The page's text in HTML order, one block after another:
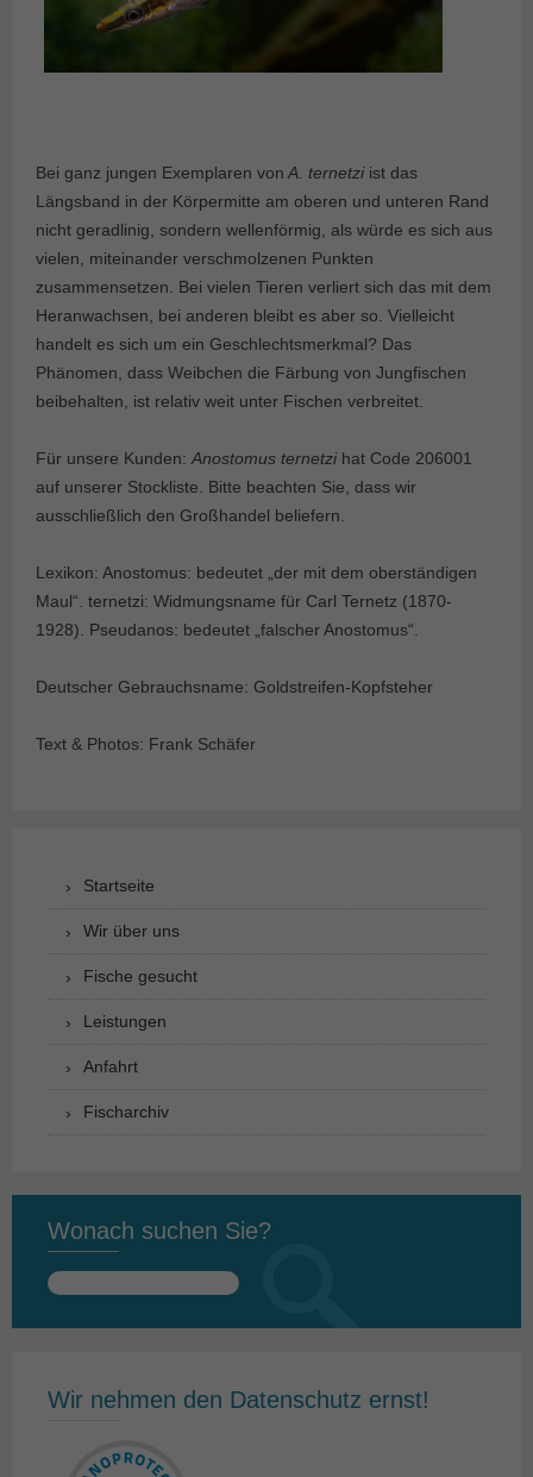
Bei ganz jungen Exemplaren vonA. ternetziist das
Längsband in der Körpermitte am oberen und unteren Rand
nicht geradlinig, sondern wellenförmig, als würde es sich aus
vielen, miteinander verschmolzenen Punkten
zusammensetzen. Bei vielen Tieren verliert sich das mit dem
Heranwachsen, bei anderen bleibt es aber so. Vielleicht
handelt es sich um ein Geschlechtsmerkmal? Das
Phänomen, dass Weibchen die Färbung von Jungfischen
beibehalten, ist relativ weit unter Fischen verbreitet.
Für unsere Kunden:Anostomus ternetzihat Code 206001
auf unserer Stockliste. Bitte beachten Sie, dass wir
ausschließlich den Großhandel beliefern.
Lexikon: Anostomus: bedeutet „der mit dem oberständigen
Maul“. ternetzi: Widmungsname für Carl Ternetz (1870-
1928). Pseudanos: bedeutet „falscher Anostomus“.
Deutscher Gebrauchsname: Goldstreifen-Kopfsteher
Text & Photos: Frank Schäfer
Startseite
Wir über uns
Fische gesucht
Leistungen
Anfahrt
Fischarchiv
Wonach suchen Sie?
Suchen
Wir nehmen den Datenschutz ernst!